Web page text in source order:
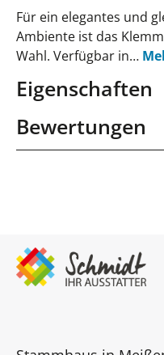
Für ein elegantes und
Ambiente ist das
Wahl. Verfügbar in…
Eigenschaften
Bewertungen